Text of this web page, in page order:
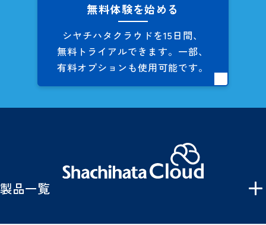
無料体験を始める
シヤチハタクラウドを15日間、
無料トライアルできます。 一部、
有料オプションも使用可能です。
製品一覧